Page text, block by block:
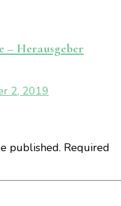
Herausgeber
2, 2019
published. Required